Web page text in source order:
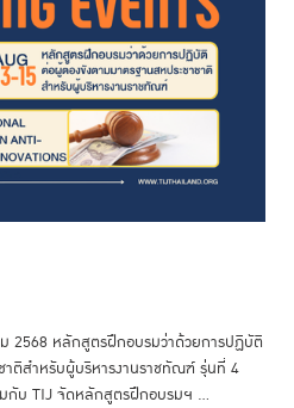
2568 หลักสูตรฝึกอบรมว่าด้วยการปฏิบัติ
าติสำหรับผู้บริหารงานราชทัณฑ์ รุ่นที่ 4
กับ TIJ จัดหลักสูตรฝึกอบรมฯ ...